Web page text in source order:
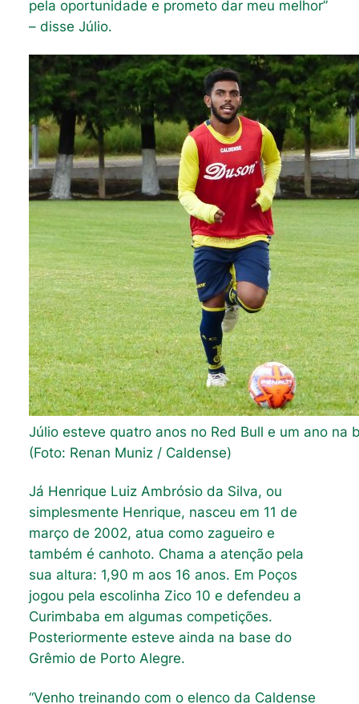
pela oportunidade e prometo dar meu melhor”
– disse Júlio.
Júlio esteve quatro anos no Red Bull e um ano na
(Foto: Renan Muniz / Caldense)
Já Henrique Luiz Ambrósio da Silva, ou
simplesmente Henrique, nasceu em 11 de
março de 2002, atua como zagueiro e
também é canhoto. Chama a atenção pela
sua altura: 1,90 m aos 16 anos. Em Poços
jogou pela escolinha Zico 10 e defendeu a
Curimbaba em algumas competições.
Posteriormente esteve ainda na base do
Grêmio de Porto Alegre.
“Venho treinando com o elenco da Caldense